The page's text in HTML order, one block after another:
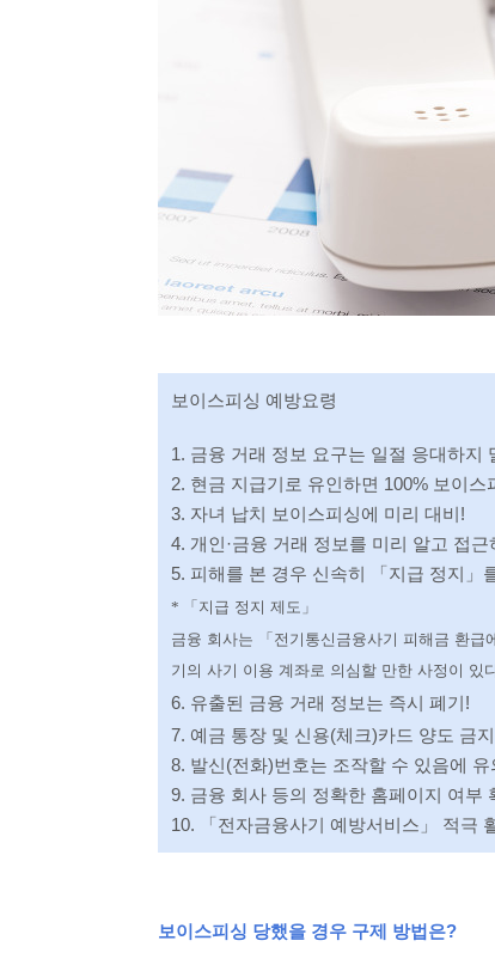
보이스피싱 예방요령
1. 금융 거래 정보 요구는 일절 응대하지
2. 현금 지급기로 유인하면 100% 보이스
3. 자녀 납치 보이스피싱에 미리 대비 !
4. 개인 ·금융 거래 정보를 미리 알고 접
5. 피해를 본 경우 신속히 「 지급 정지 」
* 「 지급 정지 제도 」
금융 회사는
「 전기통신금융사기 피해금 환급
기의 사기 이용 계좌로 의심할 만한 사정이 있
6. 유출된 금융 거래 정보는 즉시 폐기 !
7. 예금 통장 및 신용(체크)카드 양도 금지
8. 발신 (전화)번호는 조작할 수 있음에 유
9. 금융 회사 등의 정확한 홈페이지 여부
10.
「 전자금융사기 예방서비스 」 적극
보이스피싱 당했을 경우 구제 방법은?